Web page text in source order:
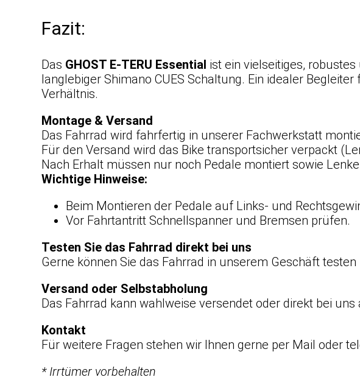
Fazit:
Das GHOST E-TERU Essential ist ein vielseitiges,
langlebiger Shimano CUES Schaltung. Ein idealer
Verhältnis.
Montage & Versand
Das Fahrrad wird fahrfertig in unserer Fachwerkstatt
Für den Versand wird das Bike transportsicher verpackt
Nach Erhalt müssen nur noch Pedale montiert sowie
Wichtige Hinweise:
Beim Montieren der Pedale auf Links- und
Vor Fahrtantritt Schnellspanner und Bremsen prüfen.
Testen Sie das Fahrrad direkt bei uns
Gerne können Sie das Fahrrad in unserem Geschäft
Versand oder Selbstabholung
Das Fahrrad kann wahlweise versendet oder direkt bei uns
Kontakt
Für weitere Fragen stehen wir Ihnen gerne per Mail oder
* Irrtümer vorbehalten